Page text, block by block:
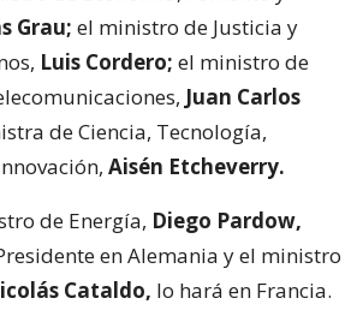
Grau; el ministro de Justicia y
Luis Cordero; el ministro de
Juan Carlos
de Ciencia, Tecnología,
Aisén Etcheverry.
de Energía, Diego Pardow,
en Alemania y el ministro
Cataldo, lo hará en Francia.